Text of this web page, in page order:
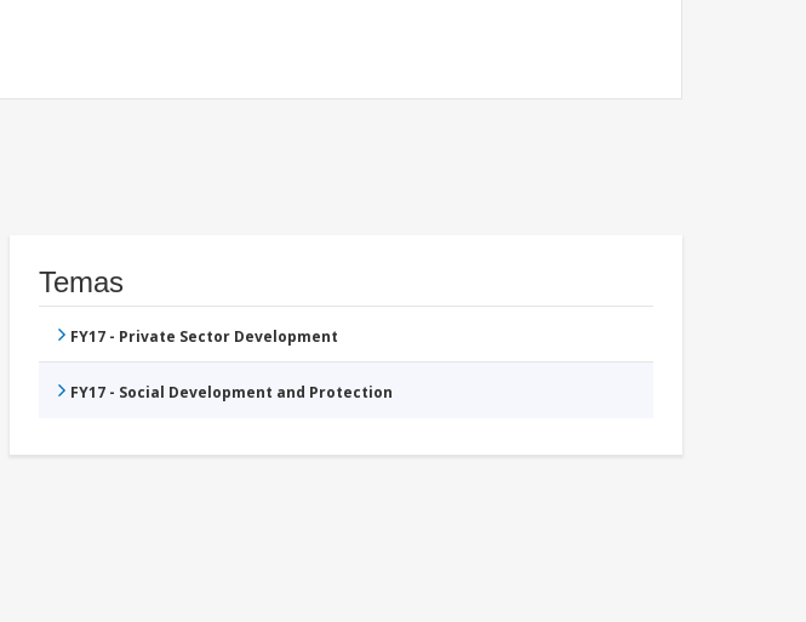
Temas
FY17 - Private Sector Development
FY17 - Social Development and Protection